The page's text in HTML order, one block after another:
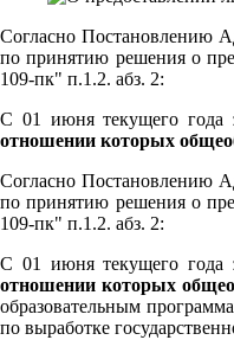
Согласно Постановлению
по принятию решения о
109-пк" п.1.2. абз. 2:
С 01 июня текущего года
отношении которых
Согласно Постановлению
по принятию решения о
109-пк" п.1.2. абз. 2:
С 01 июня текущего года
отношении которых
образовательным
по выработке